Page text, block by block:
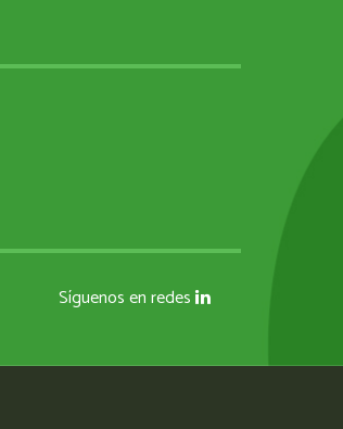
Síguenos en redes